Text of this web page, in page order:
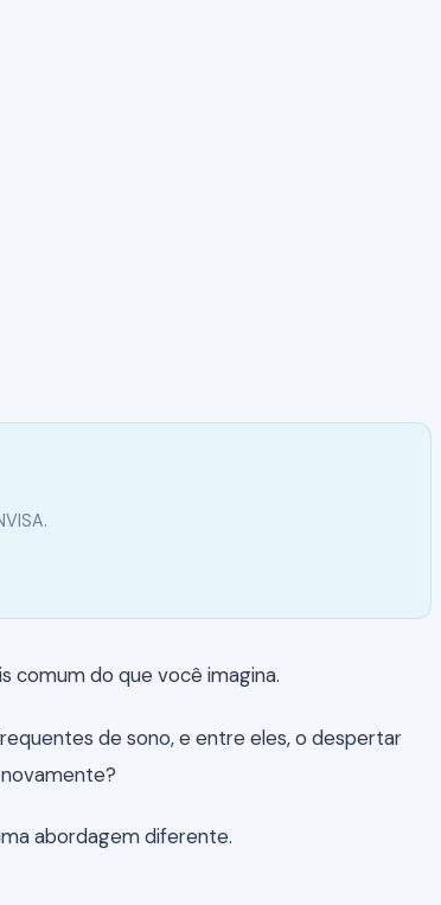
comum do que você imagina.
de sono, e entre eles, o despertar
abordagem diferente.